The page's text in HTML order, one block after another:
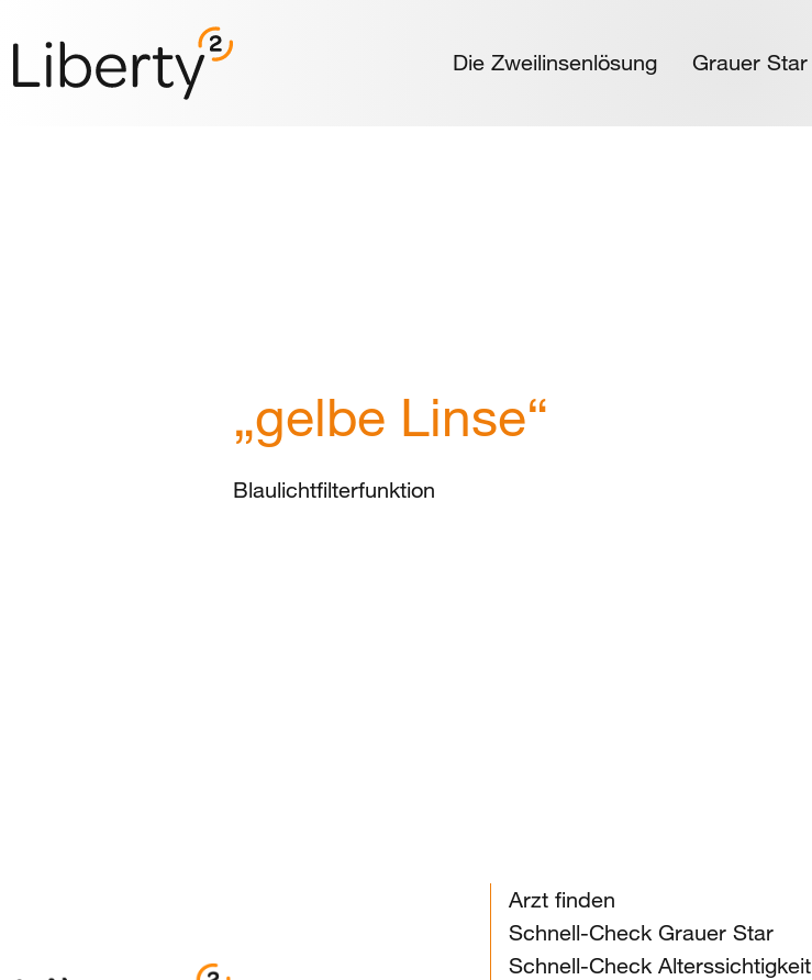
Die Zweilinsenlösung Grauer Star
„gelbe Linse“
Blaulichtfilterfunktion
Arzt finden
Schnell-Check Grauer Star
Schnell-Check Alterssichtigkeit